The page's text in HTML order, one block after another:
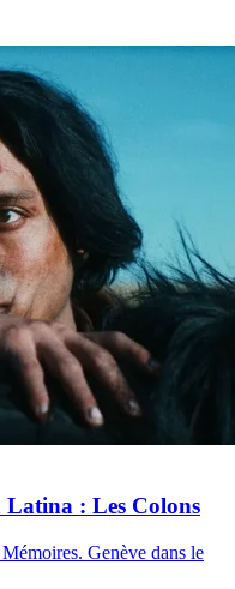
: Les Colons
Genève dans le